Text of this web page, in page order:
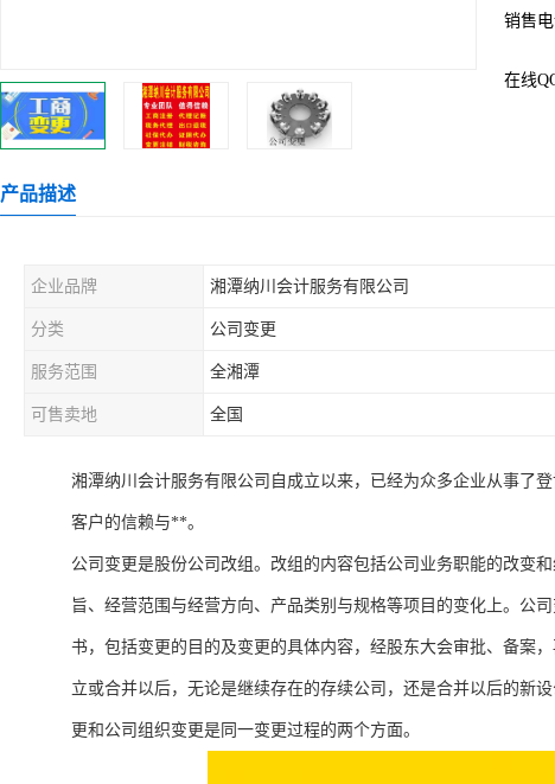
销售电
在线
产品描述
企业品牌 湘潭纳川会计服务有限公司
分类 公司变更
服务范围 全湘潭
可售卖地 全国
湘潭纳川会计服务有限公司自成立以来，已经为众多企业从事了
客户的信赖与**。
公司变更是股份公司改组。改组的内容包括公司业务职能的改变
旨、经营范围与经营方向、产品类别与规格等项目的变化上。公
书，包括变更的目的及变更的具体内容，经股东大会审批、备案
立或合并以后，无论是继续存在的存续公司，还是合并以后的新
更和公司组织变更是同一变更过程的两个方面。